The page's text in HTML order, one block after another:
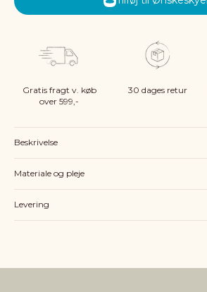
Gratis fragt v. køb
over 599,-
30 dages retur
Beskrivelse
Materiale og pleje
Levering